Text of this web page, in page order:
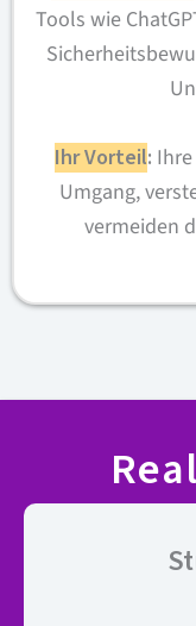
Tools wie
Ihr Vorteil:
Umgang,
vermeiden